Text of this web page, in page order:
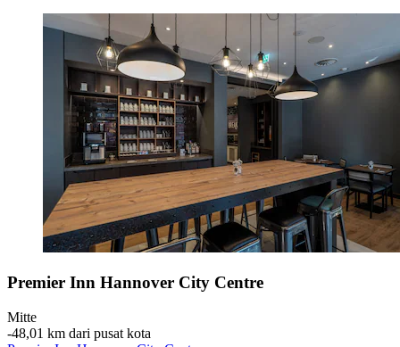
Premier Inn Hannover City Centre
Mitte
‐48,01 km dari pusat kota